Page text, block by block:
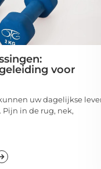
voor
uw dagelijkse leven
in de rug, nek,